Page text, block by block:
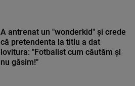
A antrenat un "wonderkid" și crede
că pretendenta la titlu a dat
lovitura: "Fotbalist cum căutăm și
nu găsim!"